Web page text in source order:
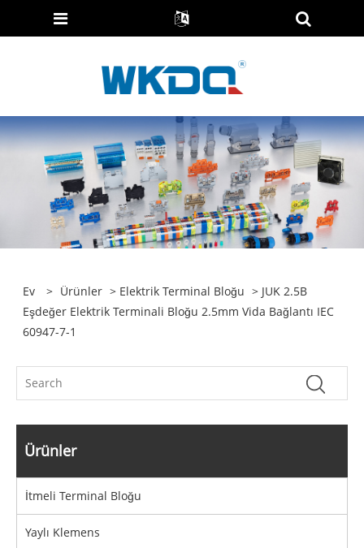
Ev > Ürünler > Elektrik Terminal Bloğu > JUK 2.5B
Eşdeğer Elektrik Terminali Bloğu 2.5mm Vida Bağlantı IEC
60947-7-1
Ürünler
İtmeli Terminal Bloğu
Yaylı Klemens